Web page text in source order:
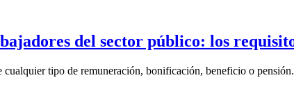
del sector público: los
tipo de remuneración, bonificación, beneficio o pensión.